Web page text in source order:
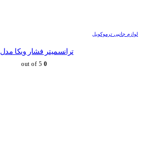
لوازم جانبی ترموکوپل
ترانسمیتر فشار ویکا مدل A10
0